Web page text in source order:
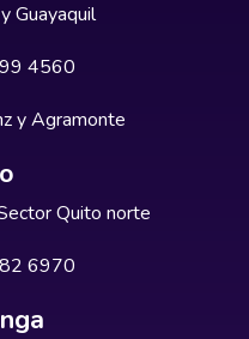
Guayaquil
4560
y Agramonte
Quito norte
6970